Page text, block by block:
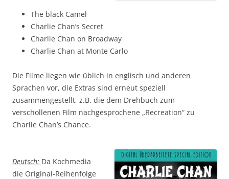
The black Camel
Charlie Chan’s Secret
Charlie Chan on Broadway
Charlie Chan at Monte Carlo
Die Filme liegen wie üblich in englisch und anderen
Sprachen vor, die Extras sind erneut speziell
zusammengestellt, z.B. die dem Drehbuch zum
verschollenen Film nachgesprochene „Recreation“ zu
Charlie Chan’s Chance.
Deutsch: Da Kochmedia
die Original-Reihenfolge